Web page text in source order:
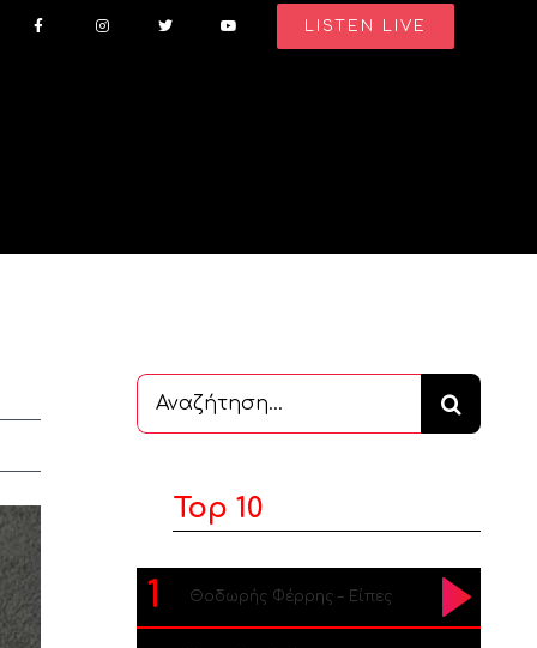
LISTEN LIVE
Αναζήτηση
...
Top 10
1 Θοδωρής Φέρρης – Είπες